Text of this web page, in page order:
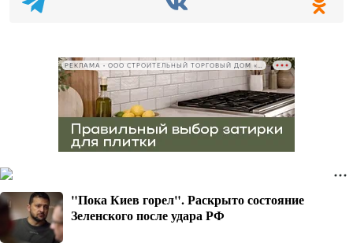
"Пока Киев горел". Раскрыто состояние
Зеленского после удара РФ